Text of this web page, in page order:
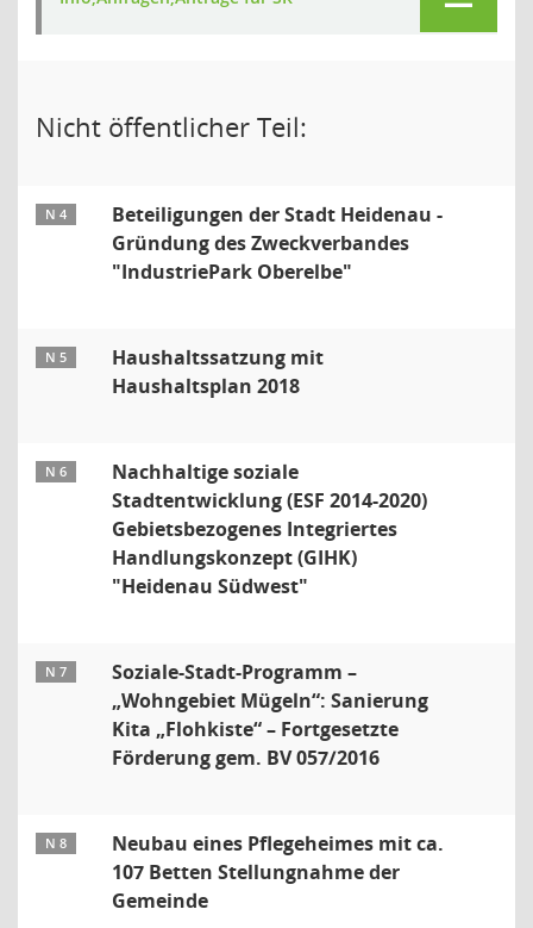
Nicht öffentlicher Teil:
N 4
Beteiligungen der Stadt Heidenau -
Gründung des Zweckverbandes
"IndustriePark Oberelbe"
N 5
Haushaltssatzung mit
Haushaltsplan 2018
N 6
Nachhaltige soziale
Stadtentwicklung (ESF 2014-2020)
Gebietsbezogenes Integriertes
Handlungskonzept (GIHK)
"Heidenau Südwest"
N 7
Soziale-Stadt-Programm –
„Wohngebiet Mügeln“: Sanierung
Kita „Flohkiste“ – Fortgesetzte
Förderung gem. BV 057/2016
N 8
Neubau eines Pflegeheimes mit ca.
107 Betten Stellungnahme der
Gemeinde